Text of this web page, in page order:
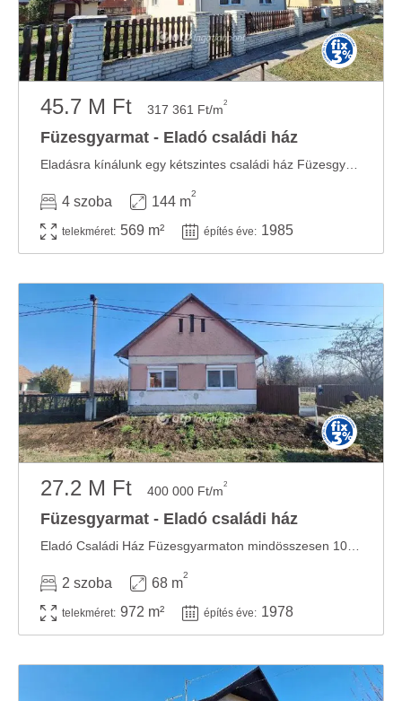
45.7 M Ft 317 361 Ft/m2
Füzesgyarmat - Eladó családi ház
4 szoba 144 m
2
telekméret: 569 m² építés éve: 1985
27.2 M Ft 400 000 Ft/m2
Füzesgyarmat - Eladó családi ház
2 szoba 68 m
2
telekméret: 972 m² építés éve: 1978